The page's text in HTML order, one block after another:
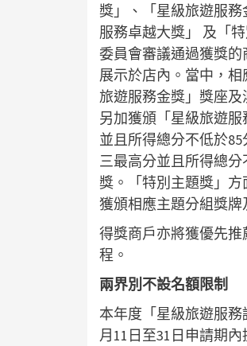
獎」、「星級旅遊服
服務卓越大獎」 及「
委員會審議通過獲獎
展示於店內。當中，
旅遊服務金獎」獎座
另加獲頒「星級旅遊
並且所得總分不低於
三最高分並且所得總
獎。「特別主題獎」
獲頒相應主題分組獎牌
得獎商戶亦將獲優先
程。
兩界別不設名額限制
本年度「星級旅遊服
月11日至31日申請期